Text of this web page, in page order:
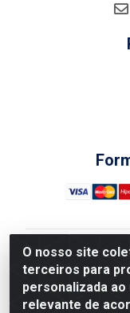
O nosso site
terceiros para
personalizada
relevante de
Nova Boni
- Rua Alice
Janeiro/RJ -